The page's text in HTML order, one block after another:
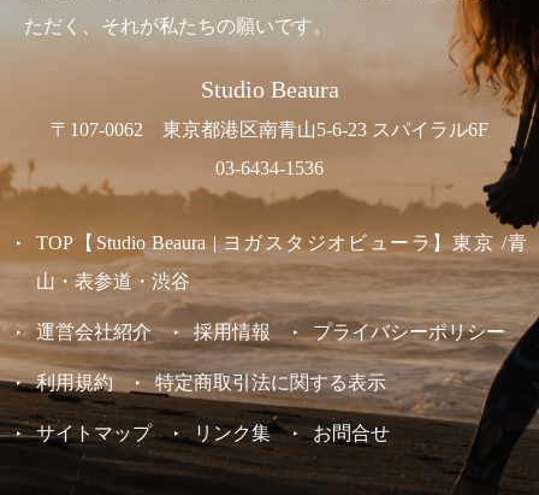
ただく、それが私たちの願いです。
Studio Beaura
〒107-0062 東京都港区南青山5-6-23 スパイラル6F
03-6434-1536
TOP【Studio Beaura | ヨガスタジオビューラ】東京 /青
山・表参道・渋谷
運営会社紹介 採用情報 プライバシーポリシー
利用規約 特定商取引法に関する表示
サイトマップ リンク集 お問合せ